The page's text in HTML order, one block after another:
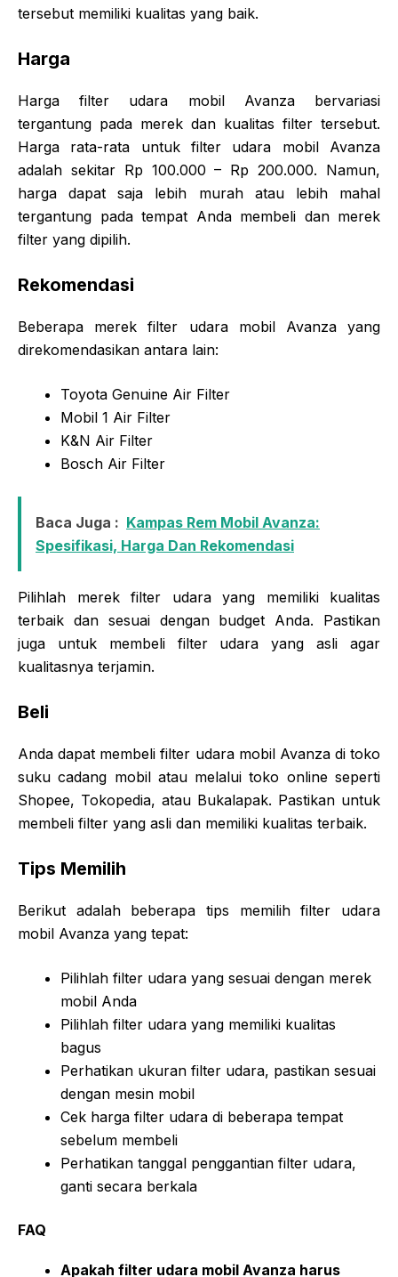
tersebut memiliki kualitas yang baik.
Harga
Harga filter udara mobil Avanza bervariasi
tergantung pada merek dan kualitas filter tersebut.
Harga rata-rata untuk filter udara mobil Avanza
adalah sekitar Rp 100.000 – Rp 200.000. Namun,
harga dapat saja lebih murah atau lebih mahal
tergantung pada tempat Anda membeli dan merek
filter yang dipilih.
Rekomendasi
Beberapa merek filter udara mobil Avanza yang
direkomendasikan antara lain:
Toyota Genuine Air Filter
Mobil 1 Air Filter
K&N Air Filter
Bosch Air Filter
Baca Juga : Kampas Rem Mobil Avanza:
Spesifikasi, Harga Dan Rekomendasi
Pilihlah merek filter udara yang memiliki kualitas
terbaik dan sesuai dengan budget Anda. Pastikan
juga untuk membeli filter udara yang asli agar
kualitasnya terjamin.
Beli
Anda dapat membeli filter udara mobil Avanza di toko
suku cadang mobil atau melalui toko online seperti
Shopee, Tokopedia, atau Bukalapak. Pastikan untuk
membeli filter yang asli dan memiliki kualitas terbaik.
Tips Memilih
Berikut adalah beberapa tips memilih filter udara
mobil Avanza yang tepat:
Pilihlah filter udara yang sesuai dengan merek
mobil Anda
Pilihlah filter udara yang memiliki kualitas
bagus
Perhatikan ukuran filter udara, pastikan sesuai
dengan mesin mobil
Cek harga filter udara di beberapa tempat
sebelum membeli
Perhatikan tanggal penggantian filter udara,
ganti secara berkala
FAQ
Apakah filter udara mobil Avanza harus